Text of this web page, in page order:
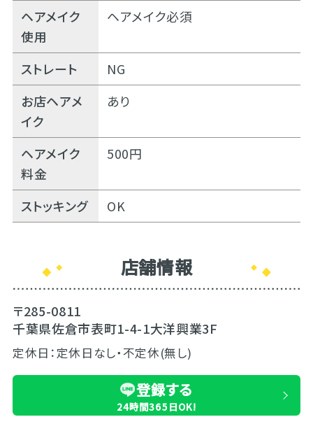
ヘアメイク
使用
ヘアメイク必須
ストレート
NG
お店ヘアメ
イク
あり
ヘアメイク
料金
500円
ストッキング OK
店舗情報
〒285-0811
千葉県佐倉市表町1-4-1大洋興業3F
定休日：定休日なし・不定休(無し)
登録する
24時間365日OK!